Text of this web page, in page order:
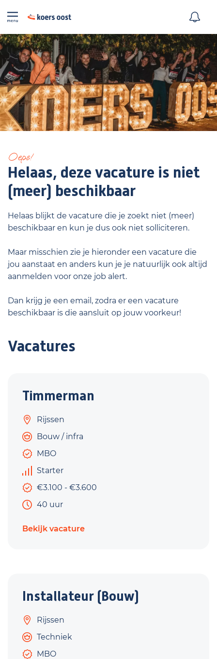
Oeps!
Helaas, deze vacature is niet
(meer) beschikbaar
Helaas blijkt de vacature die je zoekt niet (meer)
beschikbaar en kun je dus ook niet solliciteren.
Maar misschien zie je hieronder een vacature die
jou aanstaat en anders kun je je natuurlijk ook altijd
aanmelden voor onze job alert.
Dan krijg je een email, zodra er een vacature
beschikbaar is die aansluit op jouw voorkeur!
Vacatures
Timmerman
Rijssen
Bouw / infra
MBO
Starter
€3.100 - €3.600
40 uur
Bekijk vacature
Installateur (Bouw)
Rijssen
Techniek
MBO